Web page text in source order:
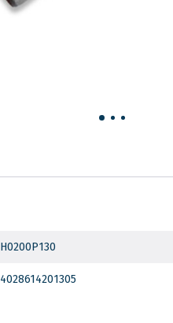
H0200P130
4028614201305